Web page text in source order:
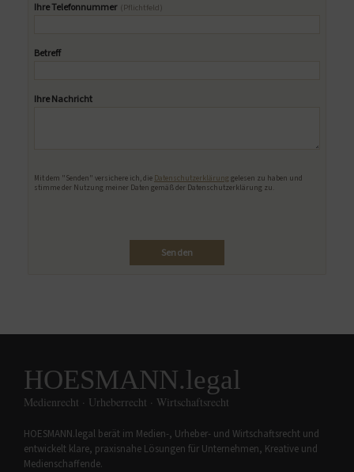
Ihre Telefonnummer (Pflichtfeld)
Betreff
Ihre Nachricht
Mit dem "Senden" versichere ich, die Datenschutzerklärung gelesen zu haben und
stimme der Nutzung meiner Daten gemäß der Datenschutzerklärung zu.
HOESMANN.legal
Medienrecht · Urheberrecht · Wirtschaftsrecht
HOESMANN.legal berät im Medien-, Urheber- und Wirtschaftsrecht und
entwickelt klare, praxisnahe Lösungen für Unternehmen, Kreative und
Medienschaffende.